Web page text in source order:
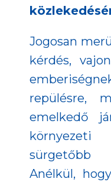
Jogosan
kérdés,
repülésre,
emelkedő
sürgetőbb
Anélkül,